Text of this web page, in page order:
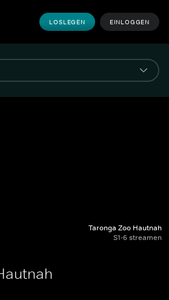
LOSLEGEN EINLOGGEN
Taronga Zoo Hautnah
S1-6 streamen